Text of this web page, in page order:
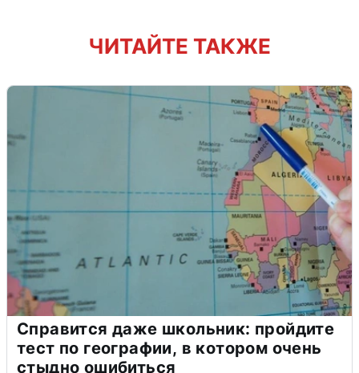
ЧИТАЙТЕ ТАКЖЕ
Справится даже школьник: пройдите
тест по географии, в котором очень
стыдно ошибиться